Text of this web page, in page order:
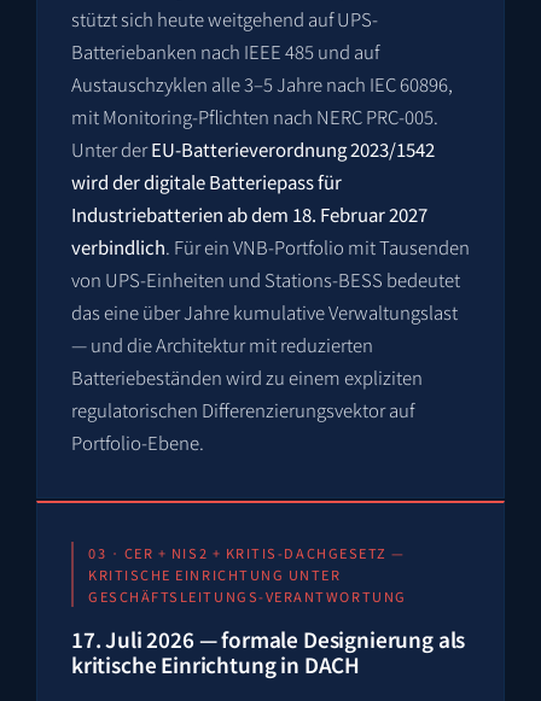
stützt sich heute weitgehend auf UPS-
Batteriebanken nach IEEE 485 und auf
Austauschzyklen alle 3–5 Jahre nach IEC 60896,
mit Monitoring-Pflichten nach NERC PRC-005.
Unter derEU-Batterieverordnung 2023/1542
wird der digitale Batteriepass für
Industriebatterien ab dem 18. Februar 2027
verbindlich. Für ein VNB-Portfolio mit Tausenden
von UPS-Einheiten und Stations-BESS bedeutet
das eine über Jahre kumulative Verwaltungslast
— und die Architektur mit reduzierten
Batteriebeständen wird zu einem expliziten
regulatorischen Differenzierungsvektor auf
Portfolio-Ebene.
03 · CER + NIS2 + KRITIS-DACHGESETZ —
KRITISCHE EINRICHTUNG UNTER
GESCHÄFTSLEITUNGS-VERANTWORTUNG
17. Juli 2026 — formale Designierung als
kritische Einrichtung in DACH